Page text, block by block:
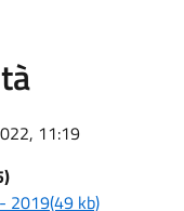
11:19
2019(49 kb)